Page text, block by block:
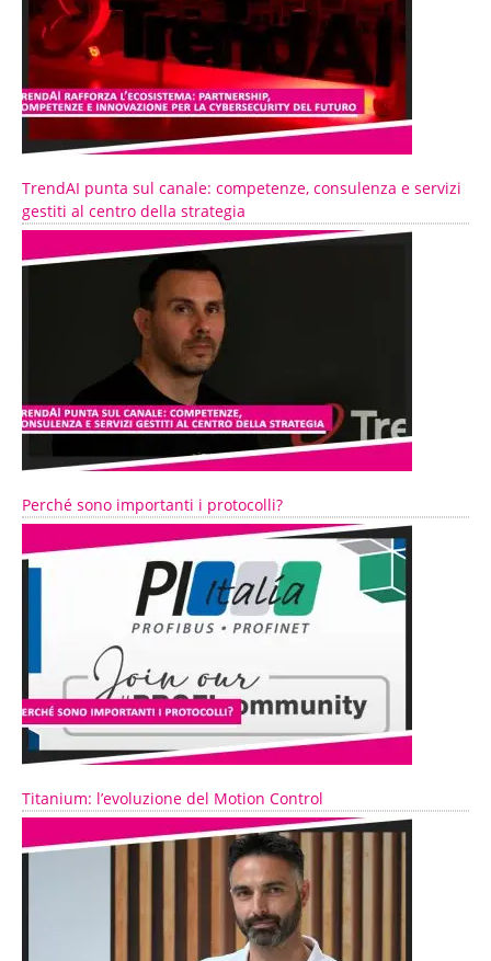
TrendAI punta sul canale: competenze, consulenza e servizi
gestiti al centro della strategia
Perché sono importanti i protocolli?
Titanium: l’evoluzione del Motion Control